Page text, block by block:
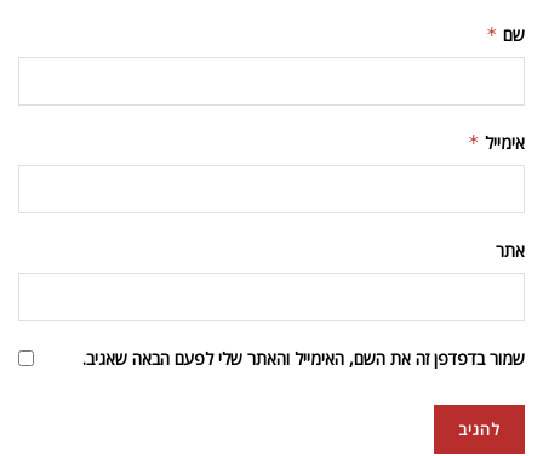
שם *
אימייל *
אתר
שמור בדפדפן זה את השם, האימייל והאתר שלי לפעם הבאה שאגיב.